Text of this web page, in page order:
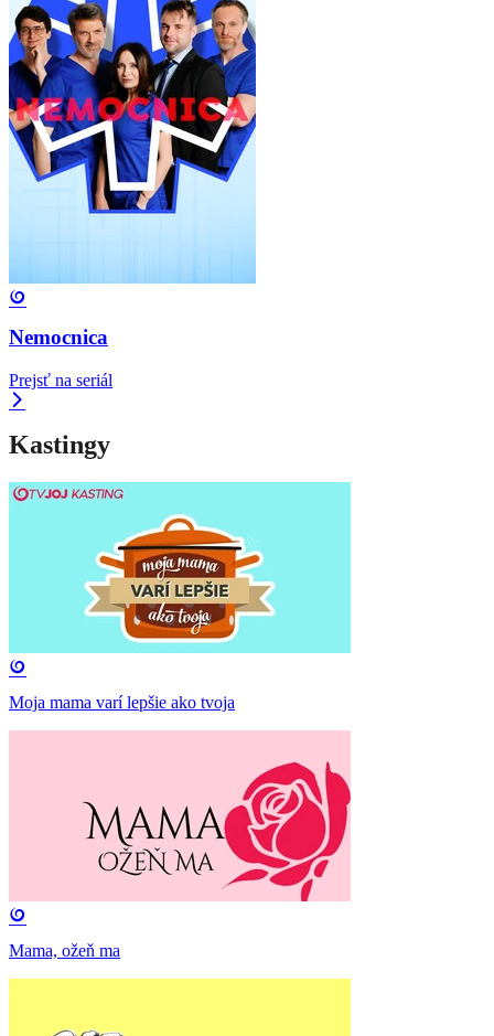
Nemocnica
Prejsť na seriál
Kastingy
Moja mama varí lepšie ako tvoja
Mama, ožeň ma